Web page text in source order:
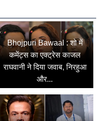
Bhojpuri Bawaal : शो में
कमेंट्स का एक्ट्रेस काजल
राघवानी ने दिया जवाब, निरहुआ
और...